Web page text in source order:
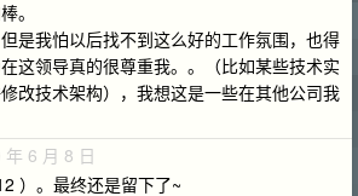
。
是我怕以后找不到这么好的工作氛围，也得
这领导真的很尊重我。。（比如某些技术实
改技术架构），我想这是一些在其他公司我
6 月 8 日
）。最终还是留下了~